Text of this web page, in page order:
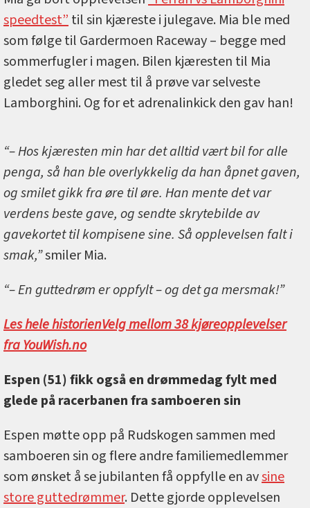
speedtest”til sin kjæreste i julegave. Mia ble med
som følge til Gardermoen Raceway – begge med
sommerfugler i magen. Bilen kjæresten til Mia
gledet seg aller mest til å prøve var selveste
Lamborghini. Og for et adrenalinkick den gav han!
“– Hos kjæresten min har det alltid vært bil for alle
penga, så han ble overlykkelig da han åpnet gaven,
og smilet gikk fra øre til øre. Han mente det var
verdens beste gave, og sendte skrytebilde av
gavekortet til kompisene sine. Så opplevelsen falt i
smak,”smiler Mia.
“– En guttedrøm er oppfylt – og det ga mersmak!”
Les hele historienVelg mellom 38 kjøreopplevelser
fra YouWish.no
Espen (51) fikk også en drømmedag fylt med
glede på racerbanen fra samboeren sin
Espen møtte opp på Rudskogen sammen med
samboeren sin og flere andre familiemedlemmer
som ønsket å se jubilanten få oppfylle en avsine
store guttedrømmer. Dette gjorde opplevelsen